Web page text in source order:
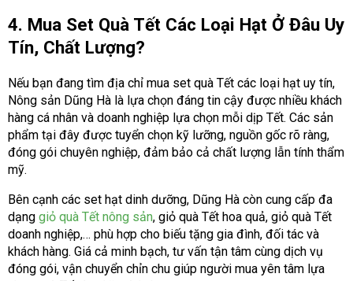
4. Mua Set Quà Tết Các Loại Hạt Ở Đâu Uy
Tín, Chất Lượng?
Nếu bạn đang tìm địa chỉ mua set quà Tết các loại hạt uy tín,
Nông sản Dũng Hà là lựa chọn đáng tin cậy được nhiều khách
hàng cá nhân và doanh nghiệp lựa chọn mỗi dịp Tết. Các sản
phẩm tại đây được tuyển chọn kỹ lưỡng, nguồn gốc rõ ràng,
đóng gói chuyên nghiệp, đảm bảo cả chất lượng lẫn tính thẩm
mỹ.
Bên cạnh các set hạt dinh dưỡng, Dũng Hà còn cung cấp đa
dạng giỏ quà Tết nông sản, giỏ quà Tết hoa quả, giỏ quà Tết
doanh nghiệp,… phù hợp cho biếu tặng gia đình, đối tác và
khách hàng. Giá cả minh bạch, tư vấn tận tâm cùng dịch vụ
đóng gói, vận chuyển chỉn chu giúp người mua yên tâm lựa